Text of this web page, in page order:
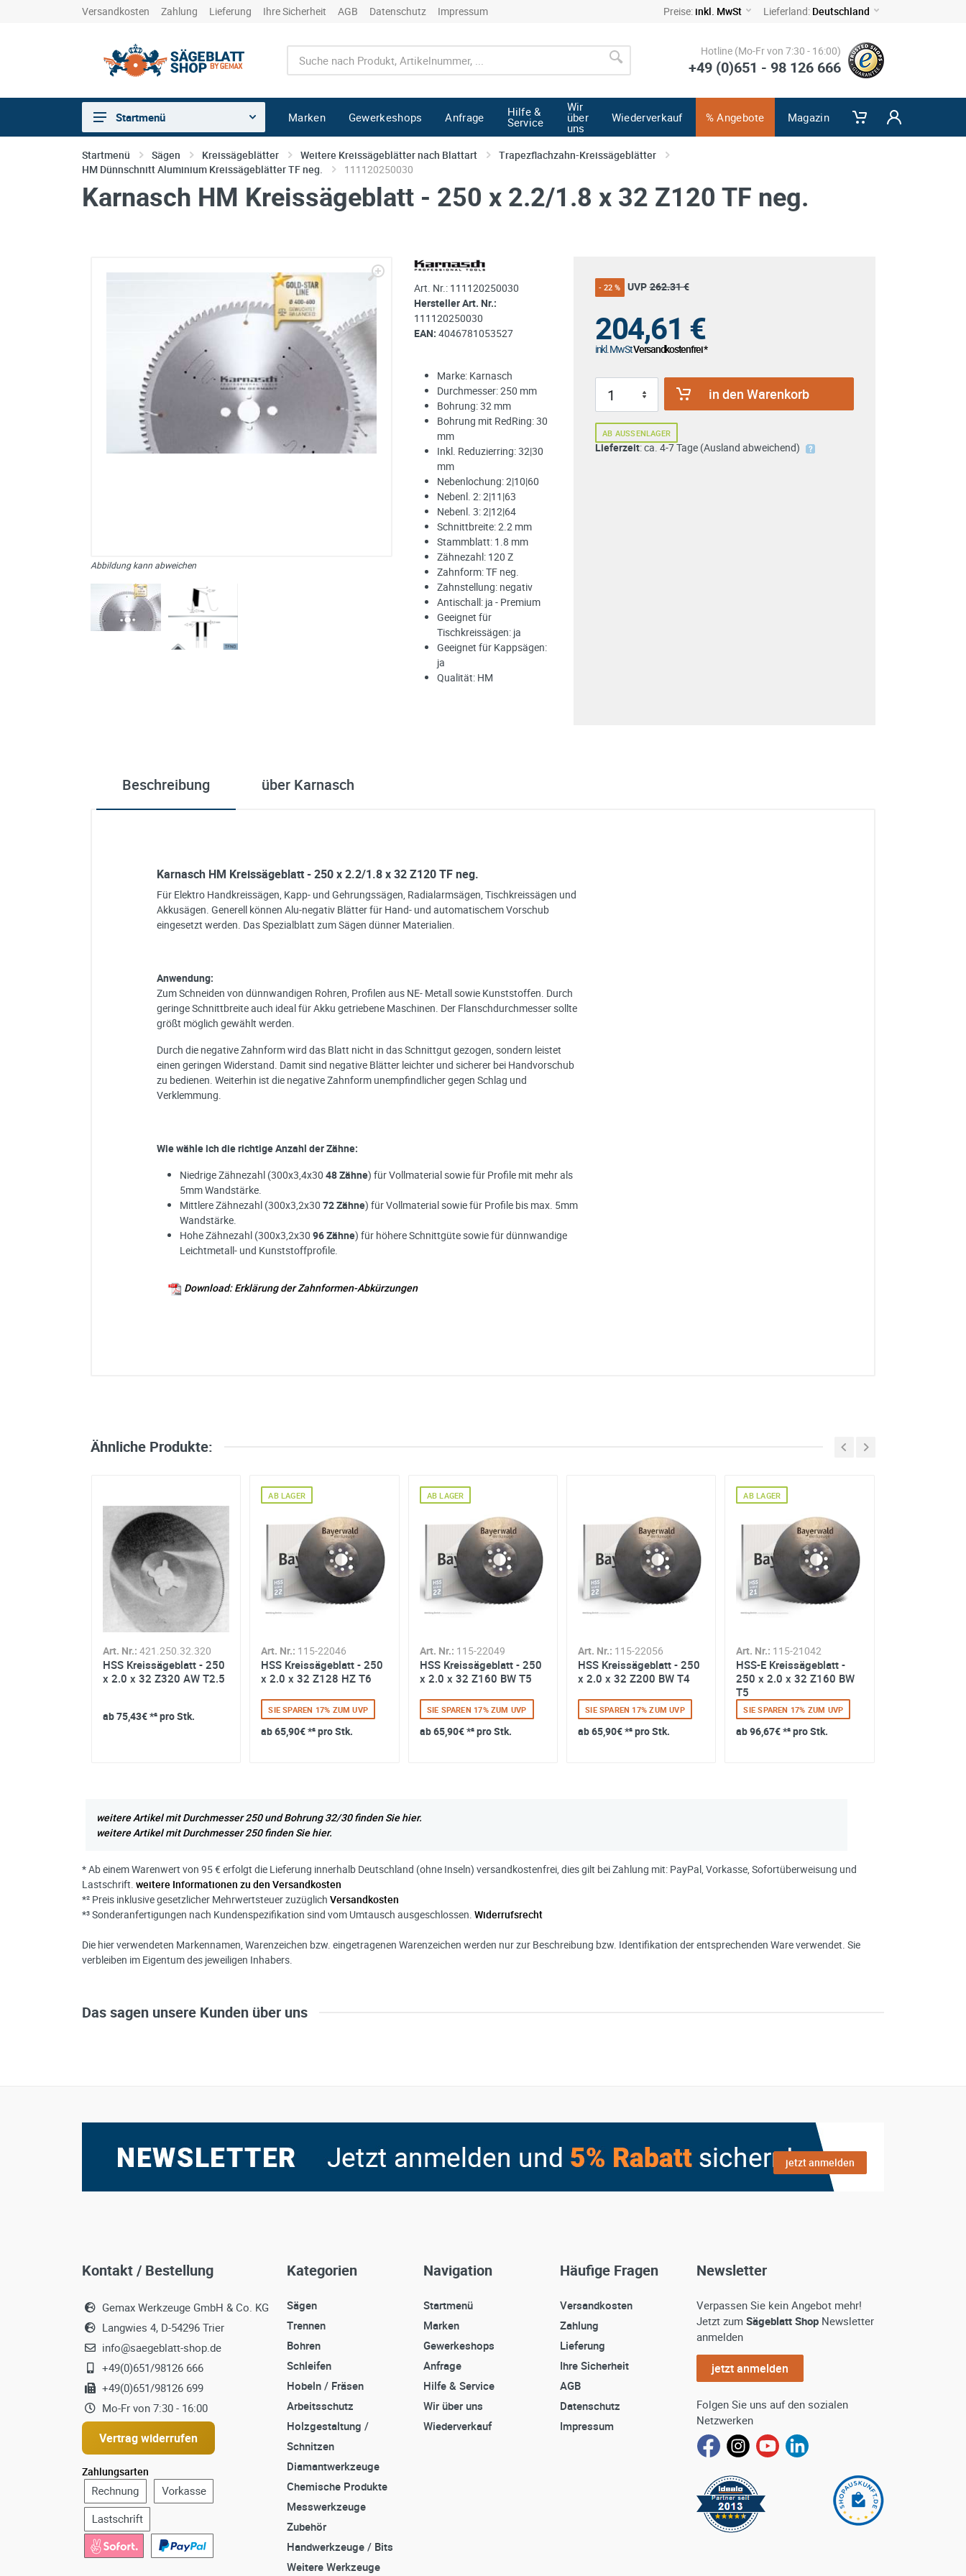
Versandkosten Zahlung Lieferung Ihre Sicherheit AGB Datenschutz Impressum Preise: inkl. MwSt Lieferland: Deutschland
Hotline (Mo-Fr von 7:30 - 16:00)
+49 (0)651 - 98 126 666
Sägen
Trennen
Bohren
sonstiges/Zubehör
Startmenü Marken Gewerkeshops Anfrage Hilfe &
Service
Wir
über
uns
Wiederverkauf % Angebote Magazin
Startmenü Sägen Kreissägeblätter Weitere Kreissägeblätter nach Blattart
Trapezflachzahn-Kreissägeblätter
HM Dünnschnitt Aluminium Kreissägeblätter TF neg.
111120250030
Karnasch HM Kreissägeblatt - 250 x 2.2/1.8 x 32 Z120 TF neg.
Abbildung kann abweichen
Art. Nr.: 111120250030
Hersteller Art. Nr.:
111120250030
EAN: 4046781053527
Marke: Karnasch
Durchmesser: 250 mm
Bohrung: 32 mm
Bohrung mit RedRing: 30
mm
Inkl. Reduzierring: 32|30
mm
Nebenlochung: 2|10|60
Nebenl. 2: 2|11|63
Nebenl. 3: 2|12|64
Schnittbreite: 2.2 mm
Stammblatt: 1.8 mm
Zähnezahl: 120 Z
Zahnform: TF neg.
Zahnstellung: negativ
Antischall: ja - Premium
Geeignet für
Tischkreissägen: ja
Geeignet für Kappsägen:
ja
Qualität: HM
- 22 % UVP 262.31 €
204,61 €
inkl. MwStVersandkostenfrei *
in den Warenkorb
AB AUSSENLAGER
Lieferzeit: ca. 4-7 Tage (Ausland abweichend)
Beschreibung über Karnasch
Karnasch HM Kreissägeblatt - 250 x 2.2/1.8 x 32 Z120 TF neg.
Für Elektro Handkreissägen, Kapp- und Gehrungssägen, Radialarmsägen, Tischkreissägen und
Akkusägen. Generell können Alu-negativ Blätter für Hand- und automatischem Vorschub
eingesetzt werden. Das Spezialblatt zum Sägen dünner Materialien.
Anwendung:
Zum Schneiden von dünnwandigen Rohren, Profilen aus NE- Metall sowie Kunststoffen. Durch
geringe Schnittbreite auch ideal für Akku getriebene Maschinen. Der Flanschdurchmesser sollte
größt möglich gewählt werden.
Durch die negative Zahnform wird das Blatt nicht in das Schnittgut gezogen, sondern leistet
einen geringen Widerstand. Damit sind negative Blätter leichter und sicherer bei Handvorschub
zu bedienen. Weiterhin ist die negative Zahnform unempfindlicher gegen Schlag und
Verklemmung.
Wie wähle ich die richtige Anzahl der Zähne:
Niedrige Zähnezahl (300x3,4x30 48 Zähne) für Vollmaterial sowie für Profile mit mehr als
5mm Wandstärke.
Mittlere Zähnezahl (300x3,2x30 72 Zähne) für Vollmaterial sowie für Profile bis max. 5mm
Wandstärke.
Hohe Zähnezahl (300x3,2x30 96 Zähne) für höhere Schnittgüte sowie für dünnwandige
Leichtmetall- und Kunststoffprofile.
Download: Erklärung der Zahnformen-Abkürzungen
Ihre Anschrift
e-mail*:
Zustimmung zur Datenverarbeitung
*
Ich stimme zu, dass meine Angaben aus dem Kontaktformular zur Beantwortung meiner Anfrage erhoben und verarbeitet
werden. Die Daten werden nach abgeschlossener Bearbeitung Ihrer Anfrage gelöscht. Sie können Ihre Einwilligung jederzeit für
die Zukunft per E-Mail an widerrufen. Detaillierte Informationen zum Umgang mit Nutzerdaten finden Sie in unserer
Datenschutzerklärung
Ähnliche Produkte:
Art. Nr.: 421.250.32.320
HSS Kreissägeblatt - 250
x 2.0 x 32 Z320 AW T2.5
ab75,43€*² pro Stk.
Art. Nr.: 115-22046
HSS Kreissägeblatt - 250
x 2.0 x 32 Z128 HZ T6
AB LAGER
SIE SPAREN 17% ZUM UVP
ab65,90€*² pro Stk.
Art. Nr.: 115-22049
HSS Kreissägeblatt - 250
x 2.0 x 32 Z160 BW T5
AB LAGER
SIE SPAREN 17% ZUM UVP
ab65,90€*² pro Stk.
Art. Nr.: 115-22056
HSS Kreissägeblatt - 250
x 2.0 x 32 Z200 BW T4
SIE SPAREN 17% ZUM UVP
ab65,90€*² pro Stk.
Art. Nr.: 115-21042
HSS-E Kreissägeblatt -
250 x 2.0 x 32 Z160 BW
T5
AB LAGER
SIE SPAREN 17% ZUM UVP
ab96,67€*² pro Stk.
weitere Artikel mit Durchmesser 250 und Bohrung 32/30 finden Sie hier.
weitere Artikel mit Durchmesser 250 finden Sie hier.
* Ab einem Warenwert von 95 € erfolgt die Lieferung innerhalb Deutschland (ohne Inseln) versandkostenfrei, dies gilt bei Zahlung mit: PayPal, Vorkasse, Sofortüberweisung und
Lastschrift. weitere Informationen zu den Versandkosten
*² Preis inklusive gesetzlicher Mehrwertsteuer zuzüglich Versandkosten
*³ Sonderanfertigungen nach Kundenspezifikation sind vom Umtausch ausgeschlossen. Widerrufsrecht
Die hier verwendeten Markennamen, Warenzeichen bzw. eingetragenen Warenzeichen werden nur zur Beschreibung bzw. Identifikation der entsprechenden Ware verwendet. Sie
verbleiben im Eigentum des jeweiligen Inhabers.
Das sagen unsere Kunden über uns
jetzt anmelden
Kontakt / Bestellung
Gemax Werkzeuge GmbH & Co. KG
Langwies 4, D-54296 Trier
info@saegeblatt-shop.de
+49(0)651/98126 666
+49(0)651/98126 699
Mo-Fr von 7:30 - 16:00
Vertrag widerrufen
Zahlungsarten
Kategorien
Sägen
Trennen
Bohren
Schleifen
Hobeln / Fräsen
Arbeitsschutz
Holzgestaltung /
Schnitzen
Diamantwerkzeuge
Chemische Produkte
Messwerkzeuge
Zubehör
Handwerkzeuge / Bits
Weitere Werkzeuge
Navigation
Startmenü
Marken
Gewerkeshops
Anfrage
Hilfe & Service
Wir über uns
Wiederverkauf
Häufige Fragen
Versandkosten
Zahlung
Lieferung
Ihre Sicherheit
AGB
Datenschutz
Impressum
Newsletter
Verpassen Sie kein Angebot mehr!
Jetzt zum Sägeblatt Shop Newsletter
anmelden
jetzt anmelden
Folgen Sie uns auf den sozialen
Netzwerken